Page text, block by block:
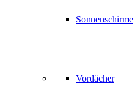
Sonnenschirme
Vordächer